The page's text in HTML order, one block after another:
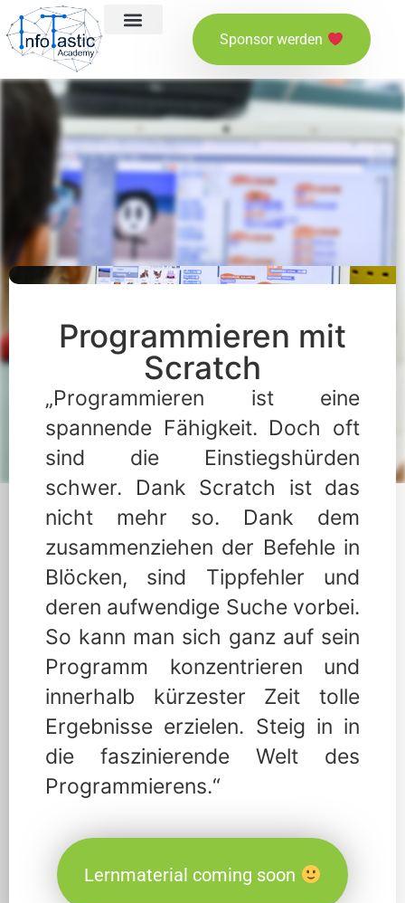
Sponsor werden
Programmieren mit
Scratch
„Programmieren ist eine
spannende Fähigkeit. Doch oft
sind die Einstiegshürden
schwer. Dank Scratch ist das
nicht mehr so. Dank dem
zusammenziehen der Befehle in
Blöcken, sind Tippfehler und
deren aufwendige Suche vorbei.
So kann man sich ganz auf sein
Programm konzentrieren und
innerhalb kürzester Zeit tolle
Ergebnisse erzielen. Steig in in
die faszinierende Welt des
Programmierens.“
Lernmaterial coming soon